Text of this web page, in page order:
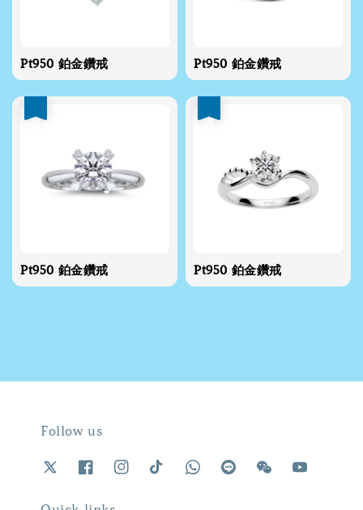
Pt950 鉑金鑽戒 Pt950 鉑金鑽戒
Pt950 鉑金鑽戒 Pt950 鉑金鑽戒
Follow us